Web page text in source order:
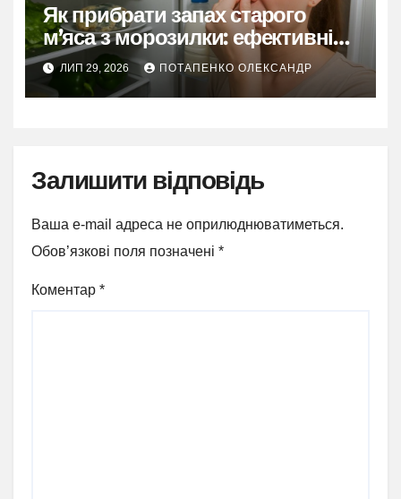
Як прибрати запах старого
м’яса з морозилки: ефективні
методи
ЛИП 29, 2026 ПОТАПЕНКО ОЛЕКСАНДР
Залишити відповідь
Ваша e-mail адреса не оприлюднюватиметься.
Обов’язкові поля позначені *
Коментар *